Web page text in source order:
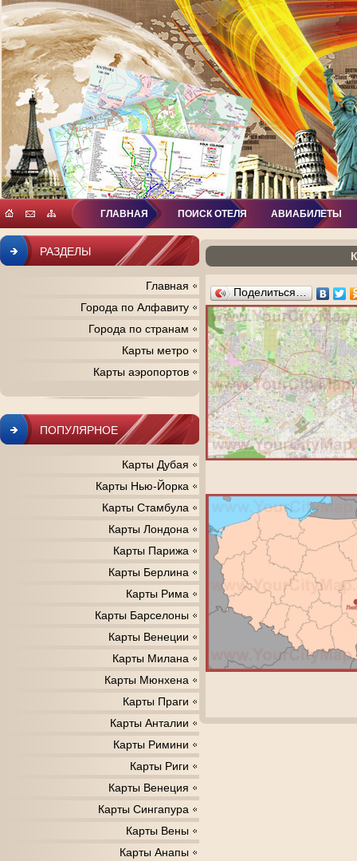
Поделиться…
РАЗДЕЛЫ
Главная
Города по Алфавиту
Города по странам
Карты метро
Карты аэропортов
ПОПУЛЯРНОЕ
Карты Дубая
Карты Нью-Йорка
Карты Стамбула
Карты Лондона
Карты Парижа
Карты Берлина
Карты Рима
Карты Барселоны
Карты Венеции
Карты Милана
Карты Мюнхена
Карты Праги
Карты Анталии
Карты Римини
Карты Риги
Карты Венеция
Карты Сингапура
Карты Вены
Карты Анапы
ГЛАВНАЯ ПОИСК ОТЕЛЯ АВИАБИЛЕТЫ